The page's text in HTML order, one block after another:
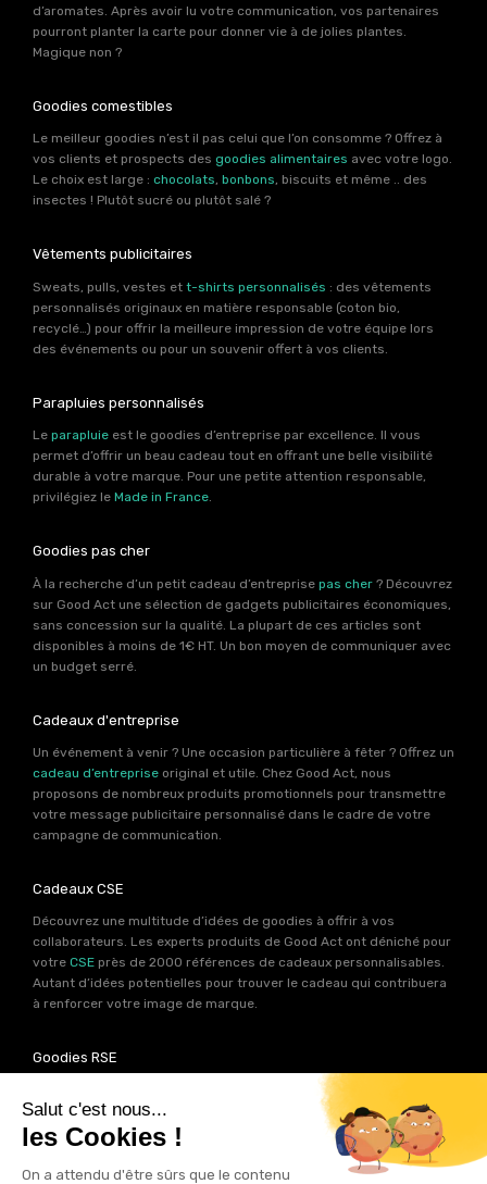
d’aromates. Après avoir lu votre communication, vos partenaires
pourront planter la carte pour donner vie à de jolies plantes.
Magique non ?
Goodies comestibles
Le meilleur goodies n’est il pas celui que l’on consomme ? Offrez à
vos clients et prospects des goodies alimentaires avec votre logo.
Le choix est large : chocolats, bonbons, biscuits et même .. des
insectes ! Plutôt sucré ou plutôt salé ?
Vêtements publicitaires
Sweats, pulls, vestes et t-shirts personnalisés : des vêtements
personnalisés originaux en matière responsable (coton bio,
recyclé…) pour offrir la meilleure impression de votre équipe lors
des événements ou pour un souvenir offert à vos clients.
Parapluies personnalisés
Le parapluie est le goodies d’entreprise par excellence. Il vous
permet d’offrir un beau cadeau tout en offrant une belle visibilité
durable à votre marque. Pour une petite attention responsable,
privilégiez le Made in France.
Goodies pas cher
À la recherche d’un petit cadeau d’entreprise pas cher ? Découvrez
sur Good Act une sélection de gadgets publicitaires économiques,
sans concession sur la qualité. La plupart de ces articles sont
disponibles à moins de 1€ HT. Un bon moyen de communiquer avec
un budget serré.
Cadeaux d'entreprise
Un événement à venir ? Une occasion particulière à fêter ? Offrez un
cadeau d’entreprise original et utile. Chez Good Act, nous
proposons de nombreux produits promotionnels pour transmettre
votre message publicitaire personnalisé dans le cadre de votre
campagne de communication.
Cadeaux CSE
Découvrez une multitude d’idées de goodies à offrir à vos
collaborateurs. Les experts produits de Good Act ont déniché pour
votre CSE près de 2000 références de cadeaux personnalisables.
Autant d’idées potentielles pour trouver le cadeau qui contribuera
à renforcer votre image de marque.
Goodies RSE
Vous souhaitez communiquer en accord avec vos valeurs ? Ca
tombe bien ! Un grand nombre de produits présents sur Good Act
sont fabriqués en France et en Europe.
Notre sélection RSEvous
permet de trouver un goodies parfait pour votre campagne de
communication. Des produits fabriqués avec amour dans de